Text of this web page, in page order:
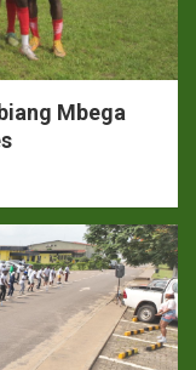
Mbega